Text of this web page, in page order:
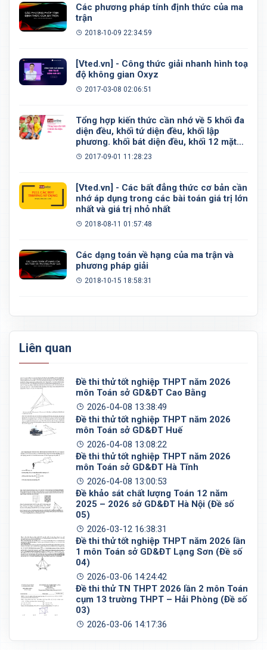
Các phương pháp tính định thức của ma
trận
2018-10-09 22:34:59
[Vted.vn] - Công thức giải nhanh hình toạ
độ không gian Oxyz
2017-03-08 02:06:51
Tổng hợp kiến thức cần nhớ về 5 khối đa
diện đều, khối tứ diện đều, khối lập
phương. khối bát diện đều, khối 12 mặt
đều, khối 20 mặt đều
2017-09-01 11:28:23
[Vted.vn] - Các bất đẳng thức cơ bản cần
nhớ áp dụng trong các bài toán giá trị lớn
nhất và giá trị nhỏ nhất
2018-08-11 01:57:48
Các dạng toán về hạng của ma trận và
phương pháp giải
2018-10-15 18:58:31
Liên quan
Đề thi thử tốt nghiệp THPT năm 2026
môn Toán sở GD&ĐT Cao Bằng
2026-04-08 13:38:49
Đề thi thử tốt nghiệp THPT năm 2026
môn Toán sở GD&ĐT Huế
2026-04-08 13:08:22
Đề thi thử tốt nghiệp THPT năm 2026
môn Toán sở GD&ĐT Hà Tĩnh
2026-04-08 13:00:53
Đề khảo sát chất lượng Toán 12 năm
2025 – 2026 sở GD&ĐT Hà Nội (Đề số
05)
2026-03-12 16:38:31
Đề thi thử tốt nghiệp THPT năm 2026 lần
1 môn Toán sở GD&ĐT Lạng Sơn (Đề số
04)
2026-03-06 14:24:42
Đề thi thử TN THPT 2026 lần 2 môn Toán
cụm 13 trường THPT – Hải Phòng (Đề số
03)
2026-03-06 14:17:36